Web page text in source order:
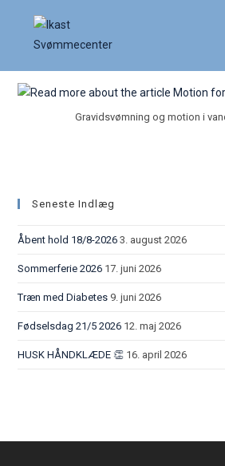
Motion for gravide
Gravidsvømning og motion i
Seneste Indlæg
Åbent hold 18/8-2026 3. august 2026
Sommerferie 2026 17. juni 2026
Træn med Diabetes 9. juni 2026
Fødselsdag 21/5 2026 12. maj 2026
HUSK HÅNDKLÆDE 👏 16. april 2026